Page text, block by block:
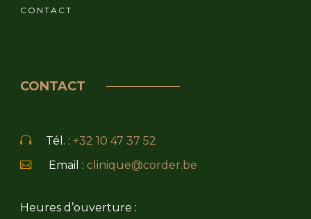
CONTACT
CONTACT
Tél. : +32 10 47 37 52
Email : clinique@corder.be
Heures d’ouverture :